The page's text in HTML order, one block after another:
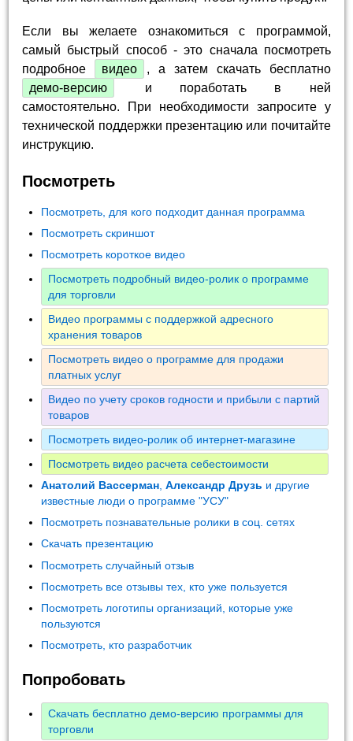
Если вы желаете ознакомиться с программой,
самый быстрый способ - это сначала посмотреть
подробное
видео
, а затем скачать бесплатно
демо-версию
и поработать в ней
самостоятельно. При необходимости запросите у
технической поддержки презентацию или почитайте
инструкцию.
Посмотреть
Посмотреть, для кого подходит данная программа
Посмотреть скриншот
Посмотреть короткое видео
Посмотреть подробный видео-ролик о программе
для торговли
Видео программы с поддержкой адресного
хранения товаров
Посмотреть видео о программе для продажи
платных услуг
Видео по учету сроков годности и прибыли с партий
товаров
Посмотреть видео-ролик об интернет-магазине
Посмотреть видео расчета себестоимости
Анатолий Вассерман ,Александр Друзь и другие
известные люди о программе "УСУ"
Посмотреть познавательные ролики в соц. сетях
Скачать презентацию
Посмотреть случайный отзыв
Посмотреть все отзывы тех, кто уже пользуется
Посмотреть логотипы организаций, которые уже
пользуются
Посмотреть, кто разработчик
Попробовать
Скачать бесплатно демо-версию программы для
торговли